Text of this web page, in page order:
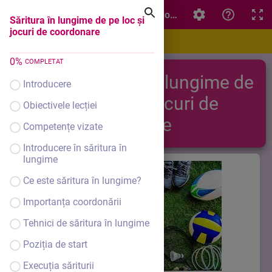
Săritura în lungime de pe loc şi
jocuri de coordonare
0% COMPLETAT
Introducere
Obiectivele lecției
Competențe vizate
Introducere în săritura în
lungime
Ce este săritura în lungime?
Importanța coordonării
Tehnici de săritura în lungime
Poziția de start
Execuția săriturii
Săritura în lungime de pe loc şi jocuri de coordonare
Săritura în lungime de
pe loc şi jocuri de
coordonare